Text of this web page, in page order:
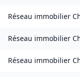
Réseau immobilier
Réseau immobilier
Réseau immobilier